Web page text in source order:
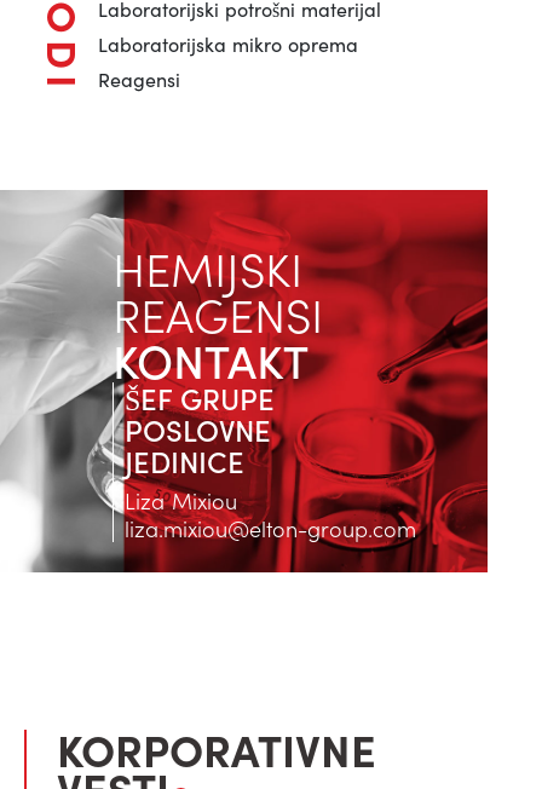
Laboratorijski potrošni materijal
Laboratorijska mikro oprema
Reagensi
HEMIJSKI
REAGENSI
KONTAKT
ŠEF GRUPE
POSLOVNE
JEDINICE
Liza Mixiou
liza.mixiou@elton-group.com
KORPORATIVNE